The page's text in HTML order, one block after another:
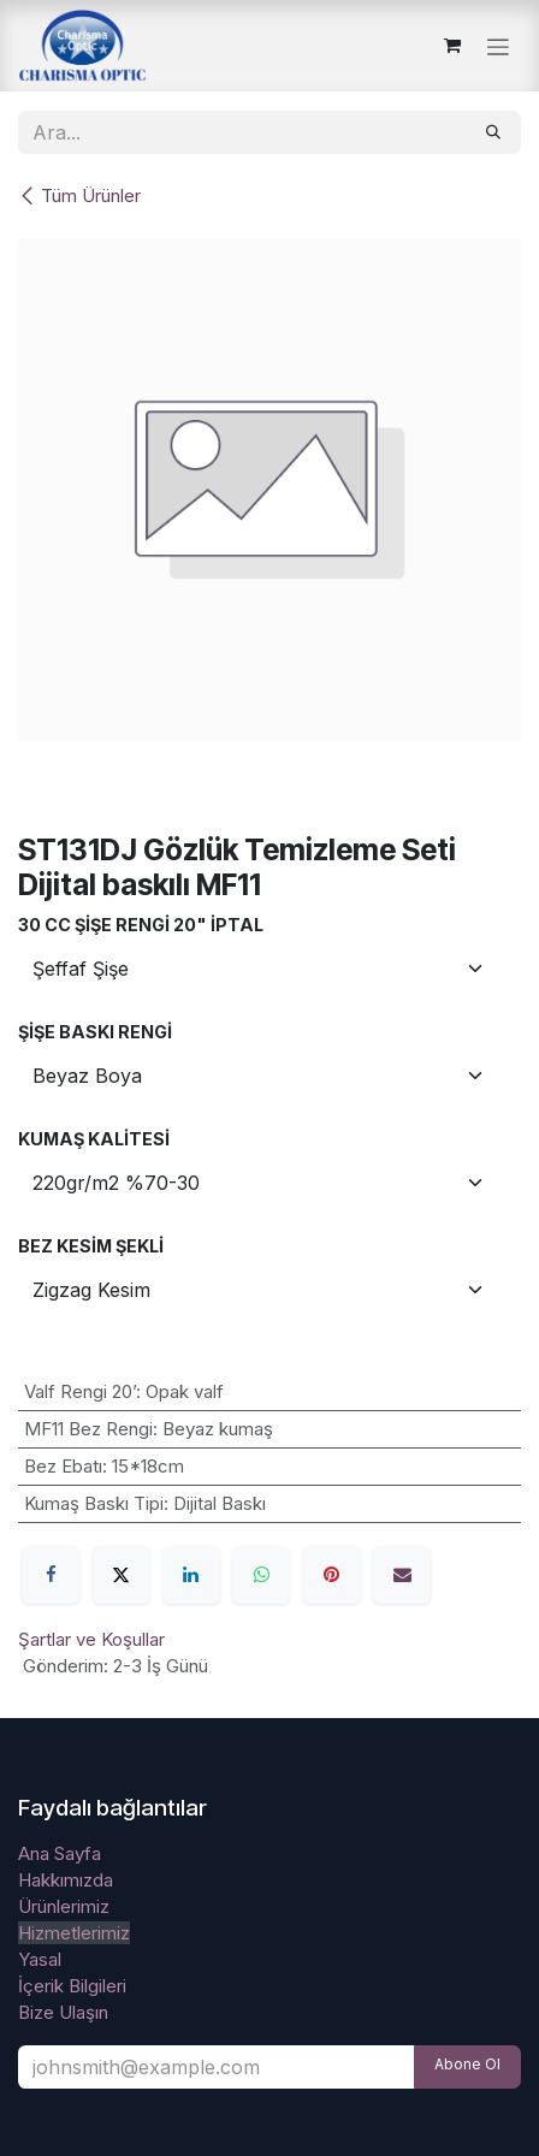
İçereği Atla
Tüm Ürünler
ST131DJ Gözlük Temizleme Seti
Dijital baskılı MF11
30 CC ŞIŞE RENGI 20" İPTAL
ŞIŞE BASKI RENGI
KUMAŞ KALITESI
BEZ KESIM ŞEKLI
Valf Rengi 20’: Opak valf
MF11 Bez Rengi: Beyaz kumaş
Bez Ebatı: 15*18cm
Kumaş Baskı Tipi: Dijital Baskı
Şartlar ve Koşullar
Gönderim: 2-3 İş Günü
Faydalı bağlantılar
Ana Sayfa
Hakkımızda
Ürünlerimiz
Hizmetlerimiz
Yasal
İçerik Bilgileri
Bize Ulaşın
Abone Ol